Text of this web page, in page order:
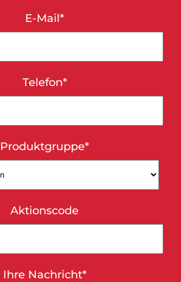
E-Mail*
Telefon*
Bitte lasse dieses Feld
Produktgruppe*
Aktionscode
Ihre Nachricht*